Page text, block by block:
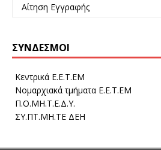
Αίτηση Εγγραφής
ΣΎΝΔΕΣΜΟΙ
Κεντρικά Ε.Ε.Τ.ΕΜ
Νομαρχιακά τμήματα Ε.Ε.Τ.ΕΜ
Π.Ο.ΜΗ.Τ.Ε.Δ.Υ.
ΣΥ.ΠΤ.ΜΗ.ΤΕ ΔΕΗ